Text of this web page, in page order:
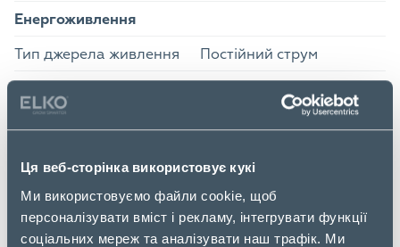
Ця веб-сторінка використовує кукі
Ми використовуємо файли cookie, щоб
персоналізувати вміст і рекламу, інтегрувати функції
соціальних мереж та аналізувати наш трафік. Ми
Енергоживлення
Тип джерела живлення
Постійний струм
Зовнішні умови
Діапазон відносної
вологості при
експлуатації
10 - 90 %